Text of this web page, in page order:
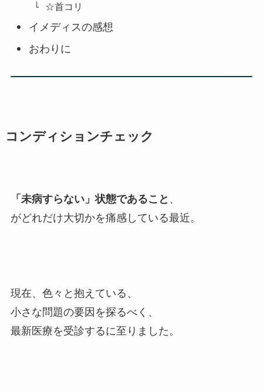
☆首コリ
イメディスの感想
おわりに
コンディションチェック
「未病すらない」状態であること 、
がどれだけ大切かを痛感している最近。
現在、色々と抱えている、
小さな問題の要因を探るべく、
最新医療を受診するに至りました。